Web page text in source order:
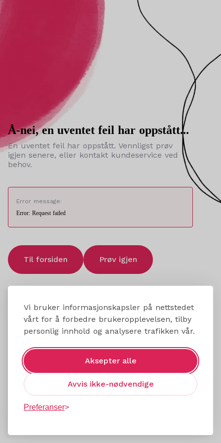
Vi bruker informasjonskapsler på nettstedet
vårt for å forbedre brukeropplevelsen, tilby
personlig innhold og analysere trafikken vår.
Aksepter alle
Avvis ikke-nødvendige
Preferanser
Å-nei, en uventet feil har oppstått...
En uventet feil har oppstått. Vennligst prøv
igjen senere, eller kontakt kundeservice ved
behov.
Error message:
Error: Request failed
Til forsiden Prøv igjen